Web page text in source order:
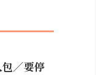
／要停